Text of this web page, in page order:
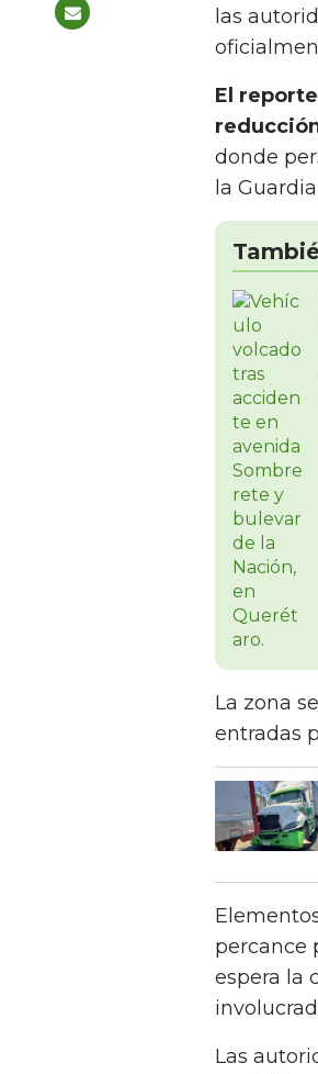
las
El
donde
la
La zona
entradas
percance
espera la
Las